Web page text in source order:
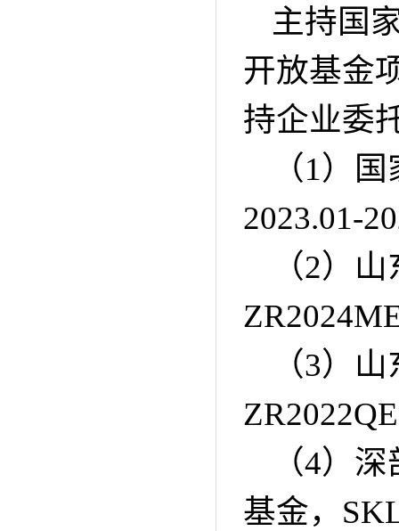
主持国
开放基金
持企业委
（1）国
2023.01-
（2）山
（3）山
（4）深
基金，